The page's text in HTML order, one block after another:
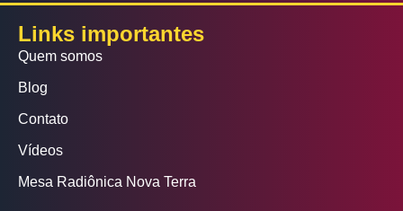
Links importantes
Quem somos
Blog
Contato
Vídeos
Mesa Radiônica Nova Terra